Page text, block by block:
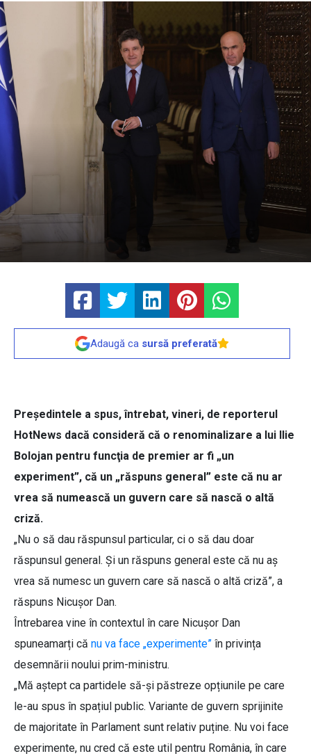
Adaugă ca sursă preferată
Preşedintele a spus, întrebat, vineri, de reporterul
HotNews dacă consideră că o renominalizare a lui Ilie
Bolojan pentru funcţia de premier ar fi „un
experiment”, că un „răspuns general” este că nu ar
vrea să numească un guvern care să nască o altă
criză.
„Nu o să dau răspunsul particular, ci o să dau doar
răspunsul general. Și un răspuns general este că nu aş
vrea să numesc un guvern care să nască o altă criză”, a
răspuns Nicușor Dan.
Întrebarea vine în contextul în care Nicușor Dan
spuneamarți că nu va face „experimente” în privința
desemnării noului prim-ministru.
„Mă aștept ca partidele să-și păstreze opțiunile pe care
le-au spus în spațiul public. Variante de guvern sprijinite
de majoritate în Parlament sunt relativ puține. Nu voi face
experimente, nu cred că este util pentru România, în care